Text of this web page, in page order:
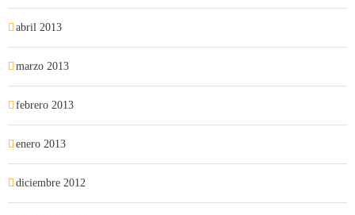
abril 2013
marzo 2013
febrero 2013
enero 2013
diciembre 2012